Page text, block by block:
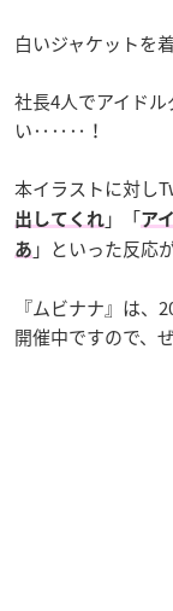
白いジャケットを
社長4人でアイド
い‥‥‥！
本イラストに対し
出してくれ 」「ア
あ 」といった反応
『ムビナナ』は
開催中ですので、